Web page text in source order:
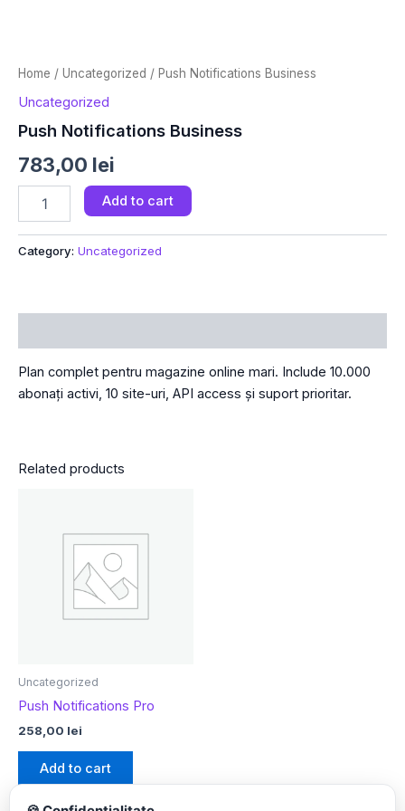
Home / Uncategorized / Push Notifications Business
Uncategorized
Push Notifications Business
783,00 lei
Notifications
quantity
Add to cart
Category: Uncategorized
Plan complet pentru magazine online mari. Include 10.000
abonați activi, 10 site-uri, API access și suport prioritar.
Related products
Uncategorized
Push Notifications Pro
258,00 lei
Add to cart